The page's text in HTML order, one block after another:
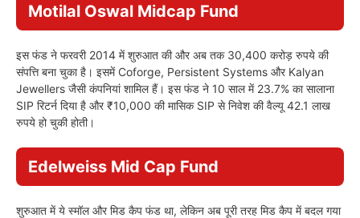
Motilal Oswal Midcap Fund
इस फंड ने फरवरी 2014 में शुरुआत की और अब तक 30,400 करोड़ रुपये की
संपत्ति बना चुका है। इसमें Coforge, Persistent Systems और Kalyan
Jewellers जैसी कंपनियां शामिल हैं। इस फंड ने 10 साल में 23.7% का सालाना
SIP रिटर्न दिया है और ₹10,000 की मासिक SIP से निवेश की वैल्यू 42.1 लाख
रुपये हो चुकी होती।
Edelweiss Mid Cap Fund
शुरुआत में ये स्मॉल और मिड कैप फंड था, लेकिन अब पूरी तरह मिड कैप में बदल गया